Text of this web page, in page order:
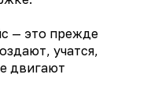
— это прежде
учатся,
двигают